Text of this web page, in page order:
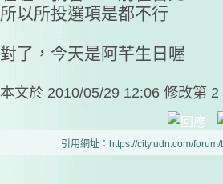
所以所投選項是都不行
對了，今天是阿芊生日喔
本文於 2010/05/29 12:06 修改第 2
引用網址：https://city.udn.com/